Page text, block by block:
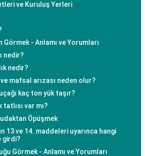
ve Kuruluş Yerleri
Görmek - Anlamı ve Yorumları
nedir?
nedir?
mafsal arızası neden olur?
kaç ton yük taşır?
var mı?
Öpüşmek
13 ve 14. maddeleri uyarınca hangi
girdi?
Görmek - Anlamı ve Yorumları